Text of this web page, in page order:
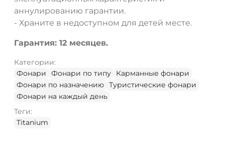
аннулированию гарантии.
- Храните в недоступном для детей месте.
Гарантия: 12 месяцев.
Категории:
Фонари
Фонари по типу
Карманные фонари
Фонари по назначению Туристические фонари
Фонари на каждый день
Теги:
Titanium